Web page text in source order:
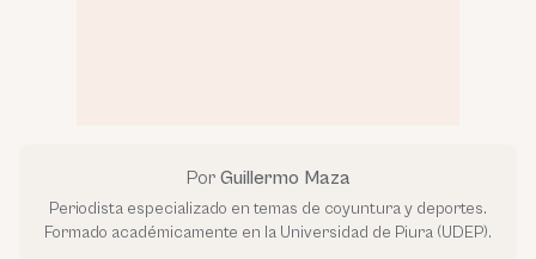
Por Guillermo Maza
Periodista especializado en temas de coyuntura y deportes.
Formado académicamente en la Universidad de Piura (UDEP).